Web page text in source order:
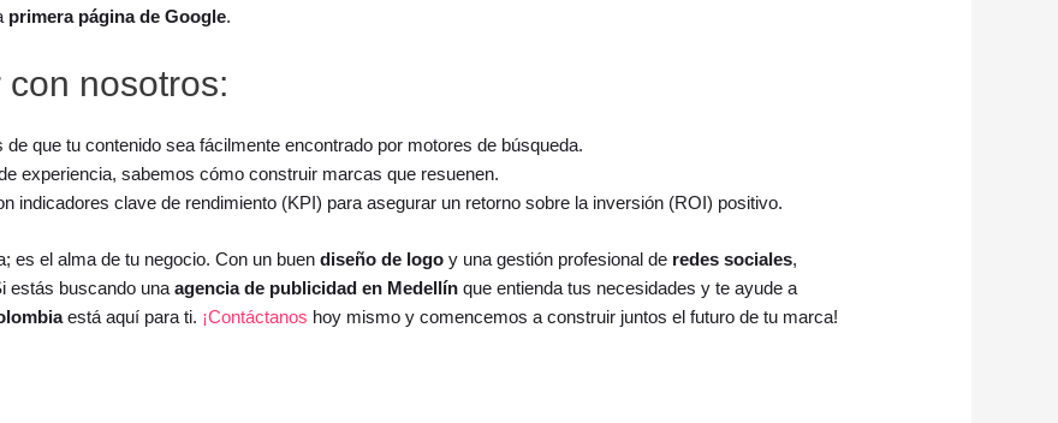
primera página de Google.
nosotros:
de que tu contenido sea fácilmente encontrado por motores de búsqueda.
experiencia, sabemos cómo construir marcas que resuenen.
indicadores clave de rendimiento (KPI) para asegurar un retorno sobre la inversión (ROI) positivo.
es el alma de tu negocio. Con un buendiseño de logo y una gestión profesional de redes sociales,
estás buscando unaagencia de publicidad en Medellín que entienda tus necesidades y te ayude a
está aquí para ti. ¡Contáctanos hoy mismo y comencemos a construir juntos el futuro de tu marca!